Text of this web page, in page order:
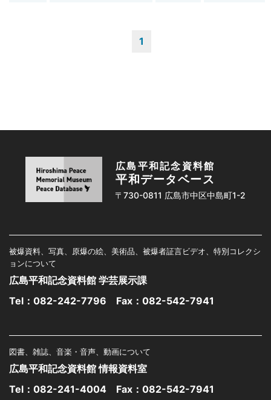
1
広島平和記念資料館
平和データベース
〒730-0811 広島市中区中島町1-2
被爆資料、写真、原爆の絵、美術品、被爆者証言ビデオ、特別コレクシ
ョンについて
広島平和記念資料館 学芸展示課
Tel： 082-242-7796 Fax：082-542-7941
図書、雑誌、音楽・音声、動画について
広島平和記念資料館 情報資料室
Tel： 082-241-4004 Fax：082-542-7941